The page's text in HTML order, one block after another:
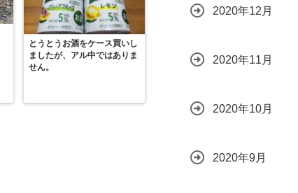
とうとうお酒をケース買いし
ましたが、アル中ではありま
せん。
2020年12月
2020年11月
2020年10月
2020年9月